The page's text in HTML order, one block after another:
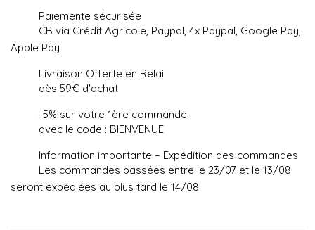
Paiemente sécurisée
CB via Crédit Agricole, Paypal, 4x Paypal, Google Pay,
Apple Pay
Livraison Offerte en Relai
dès 59€ d'achat
-5% sur votre 1ère commande
avec le code : BIENVENUE
Information importante – Expédition des commandes
Les commandes passées entre le 23/07 et le 13/08
seront expédiées au plus tard le 14/08